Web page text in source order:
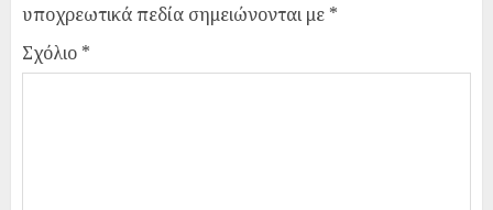
υποχρεωτικά πεδία σημειώνονται με *
Σχόλιο *